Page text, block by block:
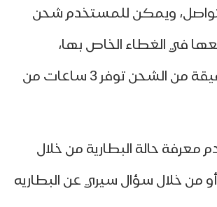
ويمكن للمستخدم شحن
الغطاء الخاص بها،
وتستغرق 15 دقيقة من الشحن توفر 3 ساعات من
حالة البطارية من خلال
من خلال سؤال سيري عن البطاريه